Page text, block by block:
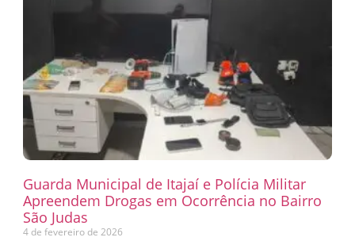
Guarda Municipal de Itajaí e Polícia Militar
Apreendem Drogas em Ocorrência no Bairro
São Judas
4 de fevereiro de 2026